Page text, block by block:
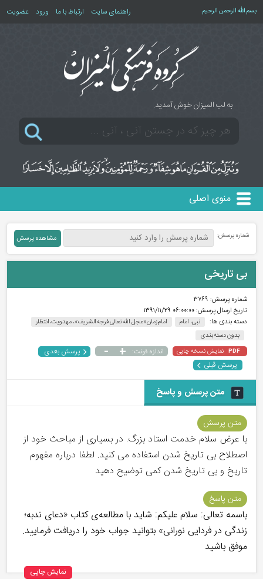
بسم الله الرحمن الرحیم راهنمای سایت ارتباط با ما ورود عضویت
به لب المیزان خوش آمدید.
منوی اصلی
شماره پرسش:
بی تاریخی
شماره پرسش: ۳۷۶۹
تاریخ ارسال پرسش:۰۶:۰۰:۰۰ ۱۳۹۱/۱۱/۲۹
دسته بندی ها:
نبی، امام
امام زمان«عجل الله تعالی فرجه الشریف»، مهدویت،انتظار
بدون دسته بندی
PDF نمایش نسخه چاپی اندازه فونت: +
-
پرسش بعدی
پرسش قبلی
متن پرسش و پاسخ
متن پرسش
با عرض سلام خدمت استاد بزرگ. در بسیاری از مباحث خود از
اصطلاح بی تاریخ شدن استفاده می کنید. لطفا درباره مفهوم
تاریخ و بی تاریخ شدن کمی توضیح دهید
متن پاسخ
باسمه تعالی: سلام علیکم: شاید با مطالعه‌ی کتاب «دعای ندبه؛
زندگی در فردایی نورانی» بتوانید جواب خود را دریافت فرمایید.
موفق باشید
نمایش چاپی